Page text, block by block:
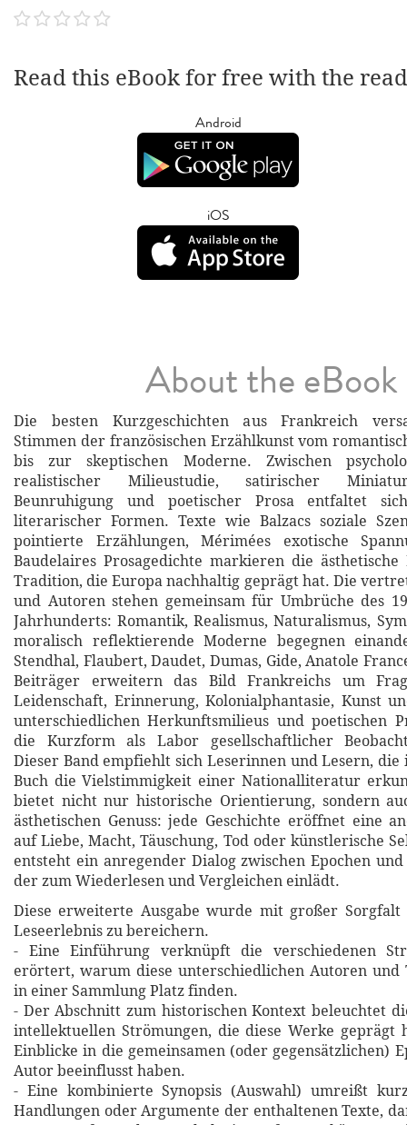
Read this eBook for free with the
Android
iOS
About the eBook
Die besten Kurzgeschichten aus Frankreich
Stimmen der französischen Erzählkunst vom
bis zur skeptischen Moderne. Zwischen
realistischer Milieustudie, satirischer
Beunruhigung und poetischer Prosa entfaltet
literarischer Formen. Texte wie Balzacs soziale
pointierte Erzählungen, Mérimées exotische
Baudelaires Prosagedichte markieren die
Tradition, die Europa nachhaltig geprägt hat. Die
und Autoren stehen gemeinsam für Umbrüche des
Jahrhunderts: Romantik, Realismus, Naturalismus,
moralisch reflektierende Moderne begegnen
Stendhal, Flaubert, Daudet, Dumas, Gide, Anatole
Beiträger erweitern das Bild Frankreichs um
Leidenschaft, Erinnerung, Kolonialphantasie, Kunst
unterschiedlichen Herkunftsmilieus und poetischen
die Kurzform als Labor gesellschaftlicher
Dieser Band empfiehlt sich Leserinnen und Lesern, die
Buch die Vielstimmigkeit einer Nationalliteratur
bietet nicht nur historische Orientierung, sondern
ästhetischen Genuss: jede Geschichte eröffnet eine
auf Liebe, Macht, Täuschung, Tod oder künstlerische
entsteht ein anregender Dialog zwischen Epochen
der zum Wiederlesen und Vergleichen einlädt.
Diese erweiterte Ausgabe wurde mit großer
Leseerlebnis zu bereichern.
- Eine Einführung verknüpft die verschiedenen
erörtert, warum diese unterschiedlichen Autoren und
in einer Sammlung Platz finden.
- Der Abschnitt zum historischen Kontext beleuchtet
intellektuellen Strömungen, die diese Werke geprägt
Einblicke in die gemeinsamen (oder gegensätzlichen)
Autor beeinflusst haben.
- Eine kombinierte Synopsis (Auswahl) umreißt
Handlungen oder Argumente der enthaltenen Texte,